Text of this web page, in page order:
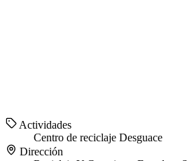
Actividades
Centro de reciclaje Desguace
Dirección